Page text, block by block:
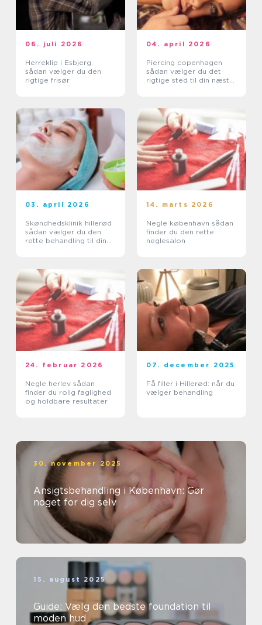
06. juli 2026
Herreklip i Esbjerg:
sådan vælger du den
rigtige frisør
04. april 2026
Piercing copenhagen
sådan vælger du det
rigtige sted til din næste
03. april 2026
Skøndhedsklinik hillerød
sådan vælger du den
rette behandling til din
14. marts 2026
Negle københavn sådan
finder du den rette
neglesalon
24. februar 2026
Negle herlev sådan
finder du rolig faglighed
og holdbare resultater
07. december 2025
Få filler i Hillerød: når du
vælger behandling
30. november 2025
Ansigtsbehandling i København: Gør
noget for dig selv
15. august 2025
Guide: Vælg den bedste foundation til
moden hud